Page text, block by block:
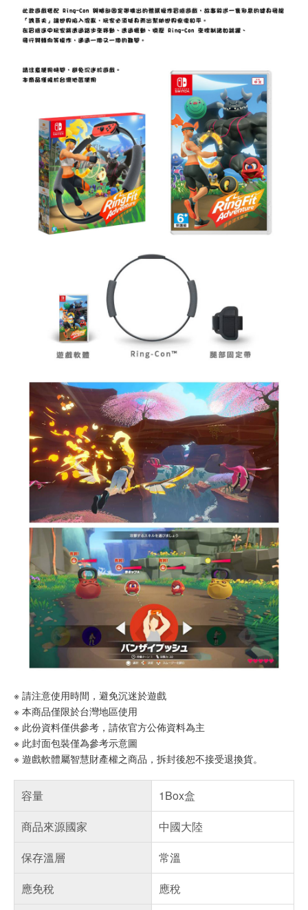
※ 請注意使用時間，避免沉迷於遊戲
※ 本商品僅限於台灣地區使用
※ 此份資料僅供參考，請依官方公佈資料為主
※ 此封面包裝僅為參考示意圖
※ 遊戲軟體屬智慧財產權之商品，拆封後恕不接受退換貨。
容量
1Box盒
商品來源國家
中國大陸
保存溫層
常溫
應免稅
應稅